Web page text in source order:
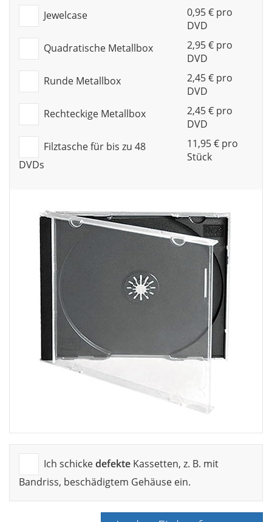
Jewelcase
0,95 € pro
DVD
Quadratische Metallbox
2,95 € pro
DVD
Runde Metallbox
2,45 € pro
DVD
Rechteckige Metallbox
2,45 € pro
DVD
Filztasche für bis zu 48
DVDs
11,95 € pro
Stück
Ich schickedefekte Kassetten, z. B. mit
Bandriss, beschädigtem Gehäuse ein.